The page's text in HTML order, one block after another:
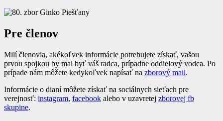
Pre členov
Milí členovia, akékoľvek informácie potrebujete získať, vašou
prvou spojkou by mal byť váš radca, prípadne oddielový vodca. Po
prípade nám môžete kedykoľvek napísať na zborový mail.
Informácie o dianí môžete získať na sociálnych sieťach pre
verejnosť: instagram, facebook alebo v uzavretej zborovej fb
skupine.